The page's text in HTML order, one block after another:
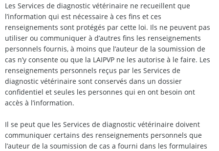
Les Services de diagnostic vétérinaire ne recueillent que
l’information qui est nécessaire à ces fins et ces
renseignements sont protégés par cette loi. Ils ne peuvent pas
utiliser ou communiquer à d’autres fins les renseignements
personnels fournis, à moins que l’auteur de la soumission de
cas n’y consente ou que la LAIPVP ne les autorise à le faire. Les
renseignements personnels reçus par les Services de
diagnostic vétérinaire sont conservés dans un dossier
confidentiel et seules les personnes qui en ont besoin ont
accès à l’information.
Il se peut que les Services de diagnostic vétérinaire doivent
communiquer certains des renseignements personnels que
l’auteur de la soumission de cas a fourni dans les formulaires